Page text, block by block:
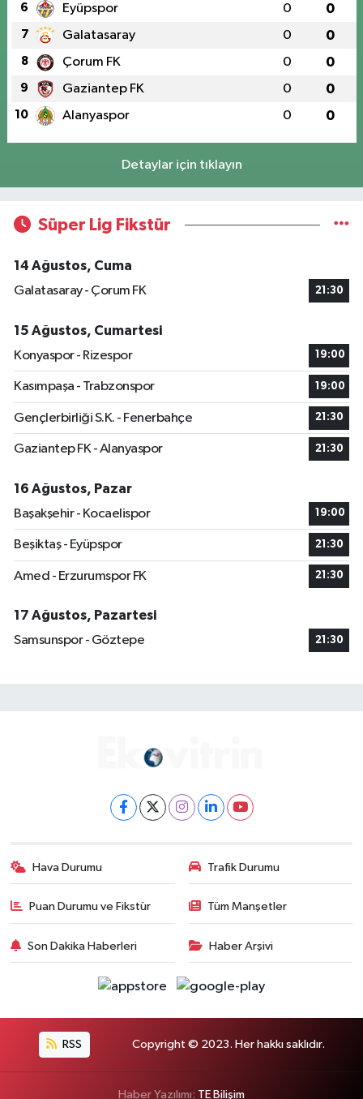
6 Eyüpspor 0 0
7 Galatasaray 0 0
8 Çorum FK 0 0
9 Gaziantep FK 0 0
10 Alanyaspor 0 0
Detaylar için tıklayın
Süper Lig Fikstür
14 Ağustos, Cuma
Galatasaray - Çorum FK
21:30
15 Ağustos, Cumartesi
Konyaspor - Rizespor
19:00
Kasımpaşa - Trabzonspor 19:00
Gençlerbirliği S.K. - Fenerbahçe 21:30
Gaziantep FK - Alanyaspor 21:30
16 Ağustos, Pazar
Başakşehir - Kocaelispor
19:00
Beşiktaş - Eyüpspor 21:30
Amed - Erzurumspor FK 21:30
17 Ağustos, Pazartesi
Samsunspor - Göztepe
21:30
Hava Durumu Trafik Durumu
Puan Durumu ve Fikstür Tüm Manşetler
Son Dakika Haberleri Haber Arşivi
RSS Copyright © 2023. Her hakkı saklıdır.
Haber Yazılımı: TE Bilişim